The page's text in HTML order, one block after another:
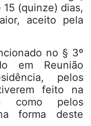
(quinze) dias,
aceito pela
no § 3º
em Reunião
pelos
feito na
como pelos
forma deste